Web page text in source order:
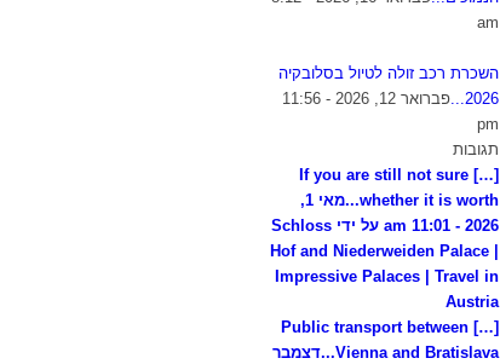
am
השכרת רכב זולה לטיול בסלובקיה
2026...
פברואר 12, 2026 - 11:56
pm
תגובות
[…] If you are still not sure
whether it is worth...
מאי 1,
2026 - 11:01 am על ידי Schloss
Hof and Niederweiden Palace |
Impressive Palaces | Travel in
Austria
[…] Public transport between
Vienna and Bratislava...
דצמבר